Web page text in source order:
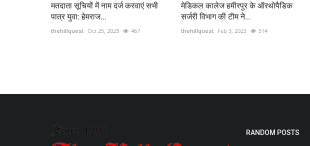
मतदाता सूचियों में नाम दर्ज करवाएं सभी
पात्र युवा: हेमराज...
thehillquest Oct 25, 2023 467
मेडिकल कालेज हमीरपुर के ऑरथोपैडिक
सर्जरी विभाग की टीम ने...
thehillquest Feb 3, 2023 514
RANDOM POSTS